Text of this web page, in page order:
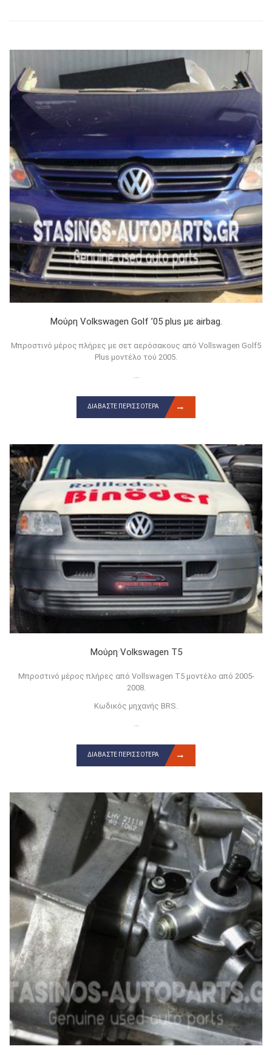
Μούρη Volkswagen Golf ’05 plus με airbag.
Μπροστινό μέρος πλήρες με σετ αερόσακους από Vollswagen Golf5
Plus μοντέλο τού 2005.
ΔΙΑΒΆΣΤΕ ΠΕΡΙΣΣΌΤΕΡΑ
Μούρη Volkswagen T5
Μπροστινό μέρος πλήρες από Vollswagen T5 μοντέλο από 2005-
2008.
Κωδικός μηχανής BRS.
...
ΔΙΑΒΆΣΤΕ ΠΕΡΙΣΣΌΤΕΡΑ